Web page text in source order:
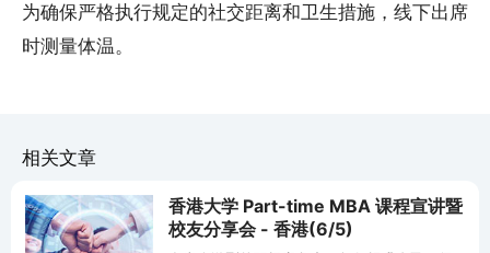
为确保严格执行规定的社交距离和卫生措施，线下出席
时测量体温。
相关文章
香港大学 Part-time MBA 课程宣讲暨
校友分享会 - 香港(6/5)